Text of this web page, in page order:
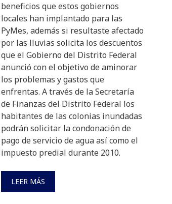
beneficios que estos gobiernos
locales han implantado para las
PyMes, además si resultaste afectado
por las lluvias solicita los descuentos
que el Gobierno del Distrito Federal
anunció con el objetivo de aminorar
los problemas y gastos que
enfrentas. A través de la Secretaría
de Finanzas del Distrito Federal los
habitantes de las colonias inundadas
podrán solicitar la condonación de
pago de servicio de agua así como el
impuesto predial durante 2010.
LEER MÁS